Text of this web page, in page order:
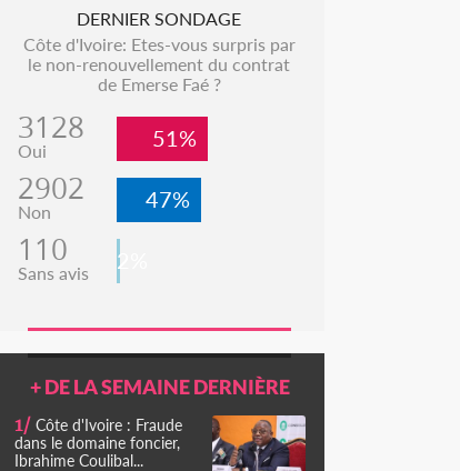
DERNIER SONDAGE
Côte d'Ivoire: Etes-vous surpris par
le non-renouvellement du contrat
de Emerse Faé ?
3128
Oui 51%
2902
Non 47%
110
Sans avis 2%
+ DE LA SEMAINE DERNIÈRE
1/ Côte d'Ivoire : Fraude
dans le domaine foncier,
Ibrahime Coulibal...